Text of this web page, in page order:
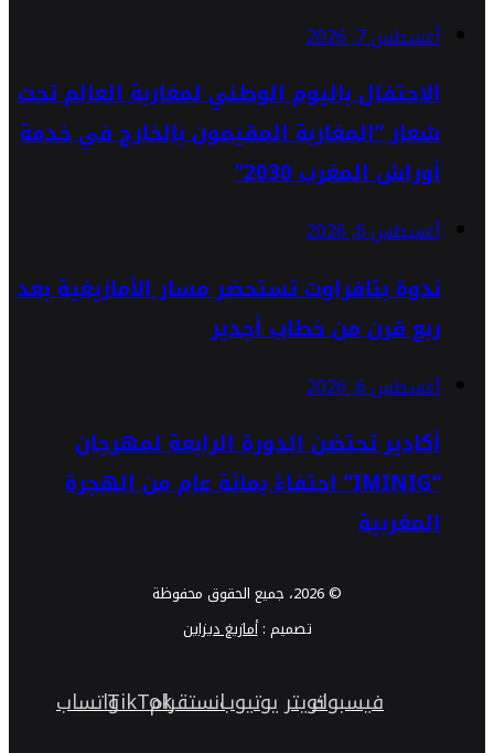
أغسطس 7, 2026
الاحتفال باليوم الوطني لمغاربة العالم تحت
شعار “المغاربة المقيمون بالخارج في خدمة
أوراش المغرب 2030”
أغسطس 6, 2026
ندوة بتافراوت تستحضر مسار الأمازيغية بعد
ربع قرن من خطاب أجدير
أغسطس 6, 2026
أكادير تحتضن الدورة الرابعة لمهرجان
“IMINIG” احتفاءً بمائة عام من الهجرة
المغربية
© 2026، جميع الحقوق محفوظة
تصميم :أمازيغ ديزاين
فيسبوكتويتريوتيوبانستقرامTikTokواتساب